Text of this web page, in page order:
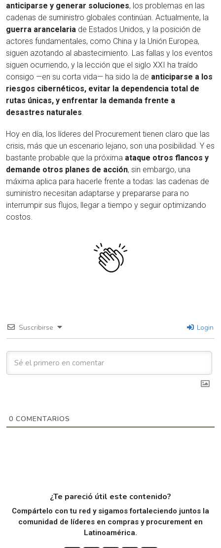
anticiparse y generar soluciones, los problemas en las
cadenas de suministro globales continúan. Actualmente, la
guerra arancelaria de Estados Unidos, y la posición de
actores fundamentales, como China y la Unión Europea,
siguen azotando al abastecimiento. Las fallas y los eventos
siguen ocurriendo, y la lección que el siglo XXI ha traído
consigo —en su corta vida— ha sido la de anticiparse a los
riesgos cibernéticos, evitar la dependencia total de
rutas únicas, y enfrentar la demanda frente a
desastres naturales.
Hoy en día, los líderes del Procurement tienen claro que las
crisis, más que un escenario lejano, son una posibilidad. Y es
bastante probable que la próxima ataque otros flancos y
demande otros planes de acción, sin embargo, una
máxima aplica para hacerle frente a todas: las cadenas de
suministro necesitan adaptarse y prepararse para no
interrumpir sus flujos, llegar a tiempo y seguir optimizando
costos.
Suscribirse Login
0 COMENTARIOS
¿Te pareció útil este contenido?
Compártelo con tu red y sigamos fortaleciendo juntos la
comunidad de líderes en compras y procurement en
Latinoamérica.